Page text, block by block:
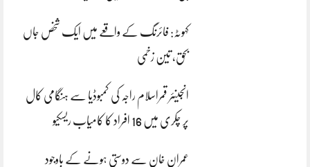
کہوٹہ: فائرنگ کے واقعے میں ایک شخص جاں
بحق، تین زخمی
انجینئر قمراسلام راجہ کی کمبوڈیا سے ہنگامی کال
پر چکری میں 16 افراد کا کامیاب ریسکیو
عمران خان سے دوستی ہونے کے باوجود